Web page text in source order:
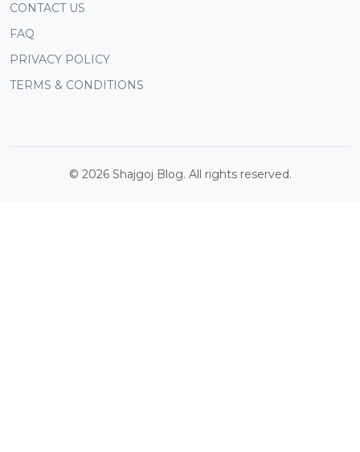
CONTACT US
FAQ
PRIVACY POLICY
TERMS & CONDITIONS
© 2026 Shajgoj Blog. All rights reserved.